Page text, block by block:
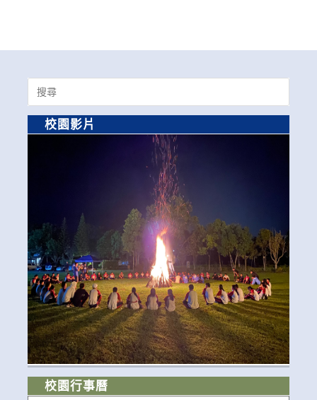
Search
for:
校園影片
校園行事曆